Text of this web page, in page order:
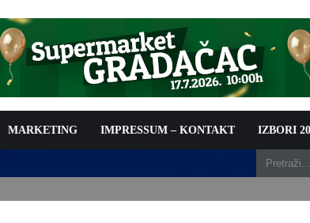
MARKETING IMPRESSUM – KONTAKT IZBORI
PRAVA NA
PREVENTIVNIH MJERA